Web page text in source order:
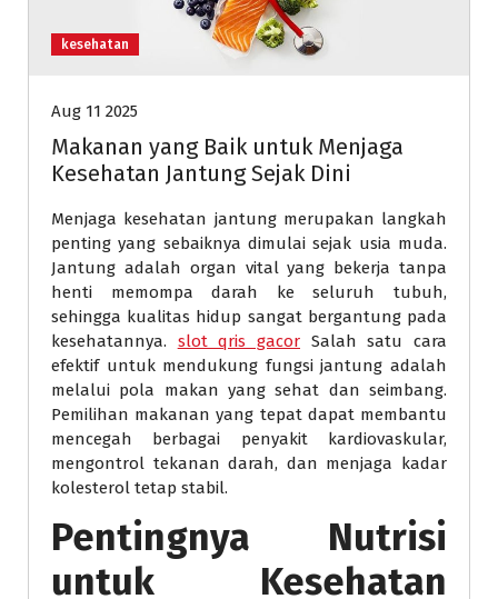
kesehatan
Aug 11 2025
Makanan yang Baik untuk Menjaga
Kesehatan Jantung Sejak Dini
Menjaga kesehatan jantung merupakan langkah
penting yang sebaiknya dimulai sejak usia muda.
Jantung adalah organ vital yang bekerja tanpa
henti memompa darah ke seluruh tubuh,
sehingga kualitas hidup sangat bergantung pada
kesehatannya. slot qris gacor Salah satu cara
efektif untuk mendukung fungsi jantung adalah
melalui pola makan yang sehat dan seimbang.
Pemilihan makanan yang tepat dapat membantu
mencegah berbagai penyakit kardiovaskular,
mengontrol tekanan darah, dan menjaga kadar
kolesterol tetap stabil.
Pentingnya Nutrisi
untuk Kesehatan